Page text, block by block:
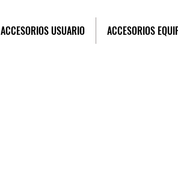
ACCESORIOS USUARIO ACCESORIOS